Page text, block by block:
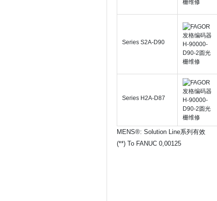
Series S2A-D90
Series H2A-D87
MENS®: Solution Line系列有效
(**) To FANUC 0,00125